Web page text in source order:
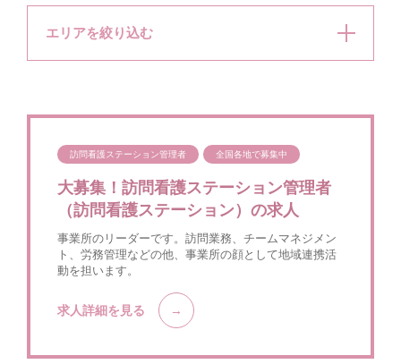
エリアを絞り込む
訪問看護ステーション管理者 全国各地で募集中
大募集！訪問看護ステーション管理者
（訪問看護ステーション）の求人
事業所のリーダーです。訪問業務、チームマネジメン
ト、労務管理などの他、事業所の顔として地域連携活
動を担います。
求人詳細を見る